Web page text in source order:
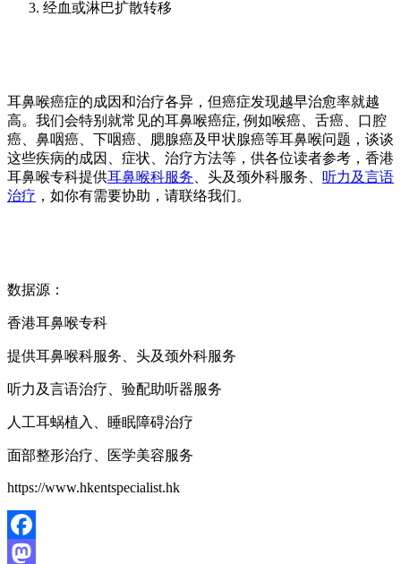
经血或淋巴扩散转移
耳鼻喉癌症的成因和治疗各异，但癌症发现越早治愈率就越
高。我们会特别就常见的耳鼻喉癌症, 例如喉癌、舌癌、口腔
癌、鼻咽癌、下咽癌、腮腺癌及甲状腺癌等耳鼻喉问题，谈谈
这些疾病的成因、症状、治疗方法等，供各位读者参考，香港
耳鼻喉专科提供耳鼻喉科服务 、头及颈外科服务、 听力及言语
治疗 ，如你有需要协助，请联络我们。
数据源：
香港耳鼻喉专科
提供耳鼻喉科服务、头及颈外科服务
听力及言语治疗、验配助听器服务
人工耳蜗植入、睡眠障碍治疗
面部整形治疗、医学美容服务
https://www.hkentspecialist.hk
Facebook